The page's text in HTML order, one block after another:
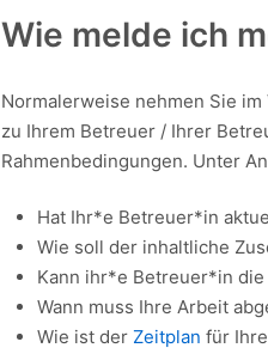
Wie melde ich
Normalerweise nehmen Sie
zu Ihrem Betreuer / Ihrer
Rahmenbedingungen. Unter
Hat Ihr*e Betreuer*in
Wie soll der inhaltliche
Kann ihr*e Betreuer*in
Wann muss Ihre Arbeit
Wie ist der Zeitplan für